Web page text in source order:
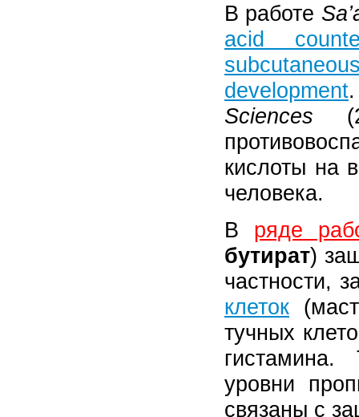
В работе
acid
development
Sciences
кислоты на
человека.
В ряде
бутират)
частности,
клеток
тучных
уровни
связаны с